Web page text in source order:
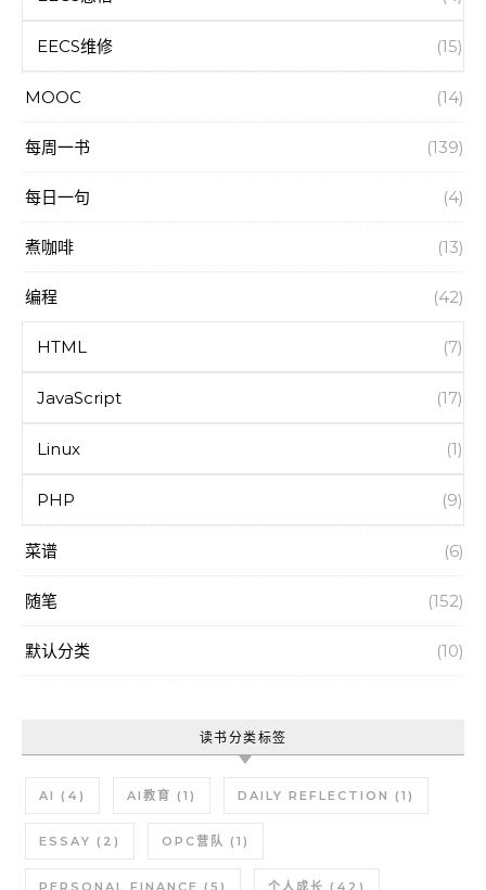
EECS维修 (15)
MOOC (14)
每周一书 (139)
每日一句 (4)
煮咖啡 (13)
编程 (42)
HTML (7)
JavaScript (17)
Linux (1)
PHP (9)
菜谱 (6)
随笔 (152)
默认分类 (10)
读书分类标签
AI (4) AI教育 (1) DAILY REFLECTION (1)
ESSAY (2) OPC营队 (1)